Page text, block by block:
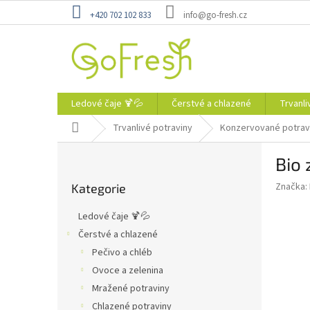
+420 702 102 833 info@go-fresh.cz
Ledové čaje 🍹💦 Čerstvé a chlazené
Domů Trvanlivé potraviny Konzervované
kategorie
Kategorie
Ledové čaje 🍹💦
Čerstvé a chlazené
Pečivo a chléb
Ovoce a zelenina
Mražené potraviny
Chlazené potraviny
Bio
Značka: